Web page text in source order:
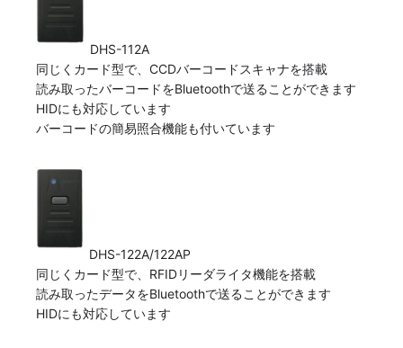
DHS-112A
同じくカード型で、CCDバーコードスキャナを搭載
読み取ったバーコードをBluetoothで送ることができます
HIDにも対応しています
バーコードの簡易照合機能も付いています
DHS-122A/122AP
同じくカード型で、RFIDリーダライタ機能を搭載
読み取ったデータをBluetoothで送ることができます
HIDにも対応しています